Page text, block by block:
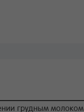
грудным молоком